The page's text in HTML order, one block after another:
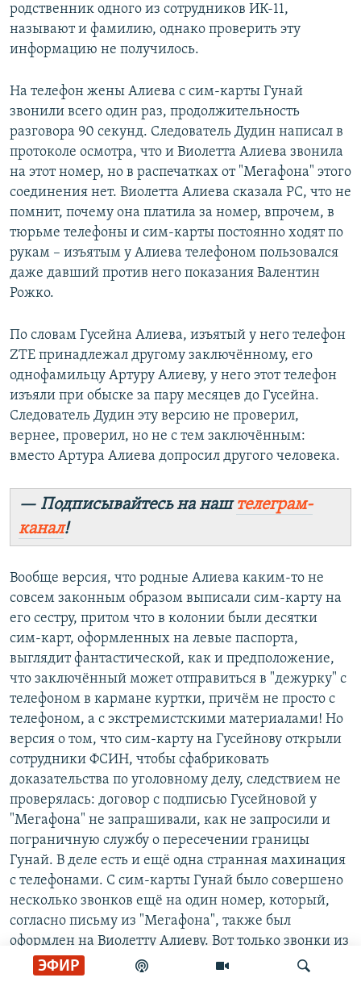
ЭФИР
родственник одного из сотрудников ИК-11,
называют и фамилию, однако проверить эту
информацию не получилось.
На телефон жены Алиева с сим-карты Гунай
звонили всего один раз, продолжительность
разговора 90 секунд. Следователь Дудин написал в
протоколе осмотра, что и Виолетта Алиева звонила
на этот номер, но в распечатках от "Мегафона" этого
соединения нет. Виолетта Алиева сказала РС, что не
помнит, почему она платила за номер, впрочем, в
тюрьме телефоны и сим-карты постоянно ходят по
рукам – изъятым у Алиева телефоном пользовался
даже давший против него показания Валентин
Рожко.
По словам Гусейна Алиева, изъятый у него телефон
ZTE принадлежал другому заключённому, его
однофамильцу Артуру Алиеву, у него этот телефон
изъяли при обыске за пару месяцев до Гусейна.
Следователь Дудин эту версию не проверил,
вернее, проверил, но не с тем заключённым:
вместо Артура Алиева допросил другого человека.
— Подписывайтесь на наштелеграм-
канал!
Вообще версия, что родные Алиева каким-то не
совсем законным образом выписали сим-карту на
его сестру, притом что в колонии были десятки
сим-карт, оформленных на левые паспорта,
выглядит фантастической, как и предположение,
что заключённый может отправиться в "дежурку" с
телефоном в кармане куртки, причём не просто с
телефоном, а с экстремистскими материалами! Но
версия о том, что сим-карту на Гусейнову открыли
сотрудники ФСИН, чтобы сфабриковать
доказательства по уголовному делу, следствием не
проверялась: договор с подписью Гусейновой у
"Мегафона" не запрашивали, как не запросили и
пограничную службу о пересечении границы
Гунай. В деле есть и ещё одна странная махинация
с телефонами. С сим-карты Гунай было совершено
несколько звонков ещё на один номер, который,
согласно письму из "Мегафона", также был
оформлен на Виолетту Алиеву. Вот только звонки из
колонии на этот номер Виолетты поступали в конце